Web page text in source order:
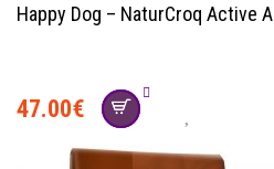
Happy Dog – NaturCroq Active
47.00€